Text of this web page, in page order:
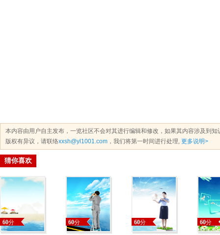
本内容由用户自主发布，一览社区不会对其进行编辑和修改，如果其内容涉及到
版权有异议，请联络xxsh@yl1001.com ，我们将第一时间进行处理, 更多说明>
猜你喜欢
60分 60分 60分 60分